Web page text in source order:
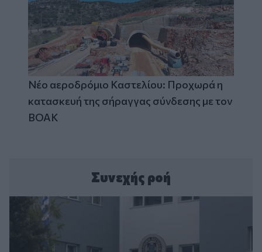
Νέο αεροδρόμιο Καστελίου: Προχωρά η
κατασκευή της σήραγγας σύνδεσης με τον
ΒΟΑΚ
Συνεχής ροή